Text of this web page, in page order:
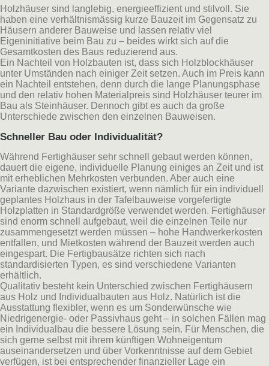
Holzhäuser sind langlebig, energieeffizient und stilvoll. Sie
haben eine verhältnismässig kurze Bauzeit im Gegensatz zu
Häusern anderer Bauweise und lassen relativ viel
Eigeninitiative beim Bau zu – beides wirkt sich auf die
Gesamtkosten des Baus reduzierend aus.
Ein Nachteil von Holzbauten ist, dass sich Holzblockhäuser
unter Umständen nach einiger Zeit setzen. Auch im Preis kann
ein Nachteil entstehen, denn durch die lange Planungsphase
und den relativ hohen Materialpreis sind Holzhäuser teurer im
Bau als Steinhäuser. Dennoch gibt es auch da große
Unterschiede zwischen den einzelnen Bauweisen.
Schneller Bau oder Individualität?
Während Fertighäuser sehr schnell gebaut werden können,
dauert die eigene, individuelle Planung einiges an Zeit und ist
mit erheblichen Mehrkosten verbunden. Aber auch eine
Variante dazwischen existiert, wenn nämlich für ein individuell
geplantes Holzhaus in der Tafelbauweise vorgefertigte
Holzplatten in Standardgröße verwendet werden. Fertighäuser
sind enorm schnell aufgebaut, weil die einzelnen Teile nur
zusammengesetzt werden müssen – hohe Handwerkerkosten
entfallen, und Mietkosten während der Bauzeit werden auch
eingespart. Die Fertigbausätze richten sich nach
standardisierten Typen, es sind verschiedene Varianten
erhältlich.
Qualitativ besteht kein Unterschied zwischen Fertighäusern
aus Holz und Individualbauten aus Holz. Natürlich ist die
Ausstattung flexibler, wenn es um Sonderwünsche wie
Niedrigenergie- oder Passivhaus geht – in solchen Fällen mag
ein Individualbau die bessere Lösung sein. Für Menschen, die
sich gerne selbst mit ihrem künftigen Wohneigentum
auseinandersetzen und über Vorkenntnisse auf dem Gebiet
verfügen, ist bei entsprechender finanzieller Lage ein